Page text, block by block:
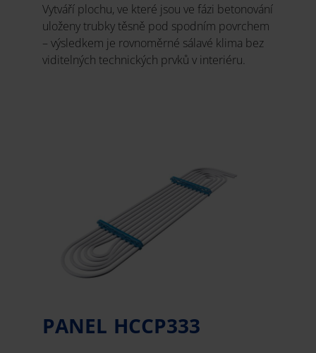
Vytváří plochu, ve které jsou ve fázi betonování
uloženy trubky těsně pod spodním povrchem
– výsledkem je rovnoměrné sálavé klima bez
viditelných technických prvků v interiéru.
PANEL HCCP333